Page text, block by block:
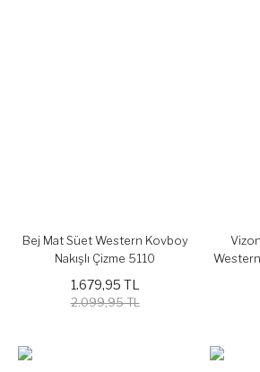
Bej Mat Süet Western Kovboy
Nakışlı Çizme 5110
1.679,95 TL
2.099,95 TL
Western